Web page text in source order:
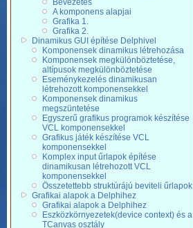
Bevezetés
A komponens alapjai
Grafika 1.
Grafika 2.
Dinamikus GUI építése Delphivel
Komponensek dinamikus létrehozása
Komponensek megkülönböztetése,
altípusok megkülönböztetése
Eseménykezelés dinamikusan
létrehozott komponensekkel
Komponensek dinamikus
megszüntetése
Egyszerű grafikus programok készítése
VCL komponensekkel
Grafikus játék készítése VCL
komponensekkel
Komplex input űrlapok építése
dinamikusan létrehozott VCL
komponensekkel
Összetettebb struktúrájú beviteli űrlapok
Grafikai alapok a Delphihez
Grafikai alapok a Delphihez
Eszközkörnyezetek(device context) és a
TCanvas osztály